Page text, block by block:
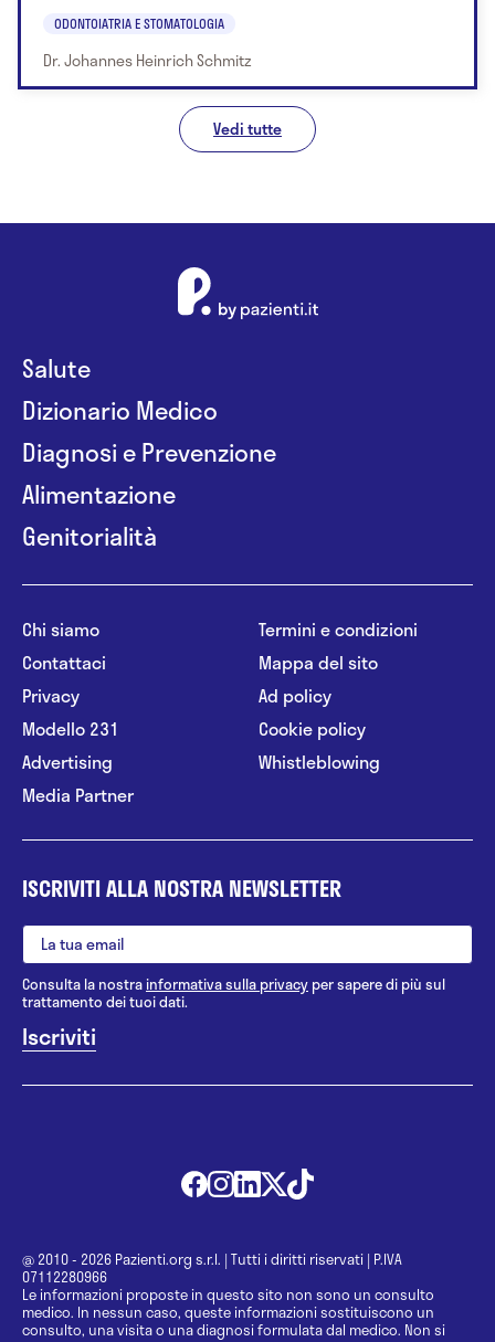
ODONTOIATRIA E STOMATOLOGIA
Dr. Johannes Heinrich Schmitz
Vedi tutte
Salute
Dizionario Medico
Diagnosi e Prevenzione
Alimentazione
Genitorialità
Chi siamo
Contattaci
Privacy
Modello 231
Advertising
Media Partner
Termini e condizioni
Mappa del sito
Ad policy
Cookie policy
Whistleblowing
ISCRIVITI ALLA NOSTRA NEWSLETTER
Consulta la nostrainformativa sulla privacy per sapere di più sul
trattamento dei tuoi dati.
@ 2010 - 2026 Pazienti.org s.r.l. | Tutti i diritti riservati | P.IVA
07112280966
Le informazioni proposte in questo sito non sono un consulto
medico. In nessun caso, queste informazioni sostituiscono un
consulto, una visita o una diagnosi formulata dal medico. Non si